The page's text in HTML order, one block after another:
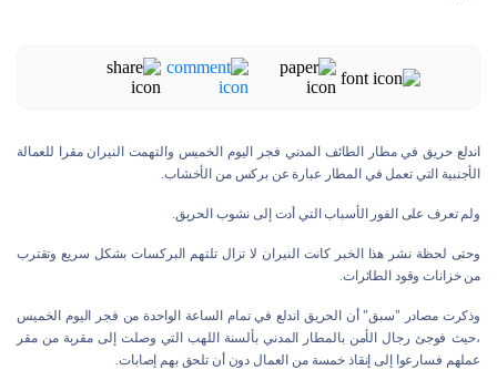
اندلع حريق في مطار الطائف المدني فجر اليوم الخميس والتهمت النيران مقرا للعمالة
الأجنبية التي تعمل في المطار عبارة عن بركس من الأخشاب.
ولم تعرف على الفور الأسباب التي أدت إلى نشوب الحريق.
وحتى لحظة نشر هذا الخبر كانت النيران لا تزال تلتهم البركسات بشكل سريع وتقترب
من خزانات وقود الطائرات.
وذكرت مصادر "سبق" أن الحريق اندلع في تمام الساعة الواحدة من فجر اليوم الخميس
،حيث فوجئ رجال الأمن بالمطار المدني بألسنة اللهب التي وصلت إلى مقربة من مقر
عملهم فسارعوا إلى إنقاذ خمسة من العمال دون أن تلحق بهم إصابات.